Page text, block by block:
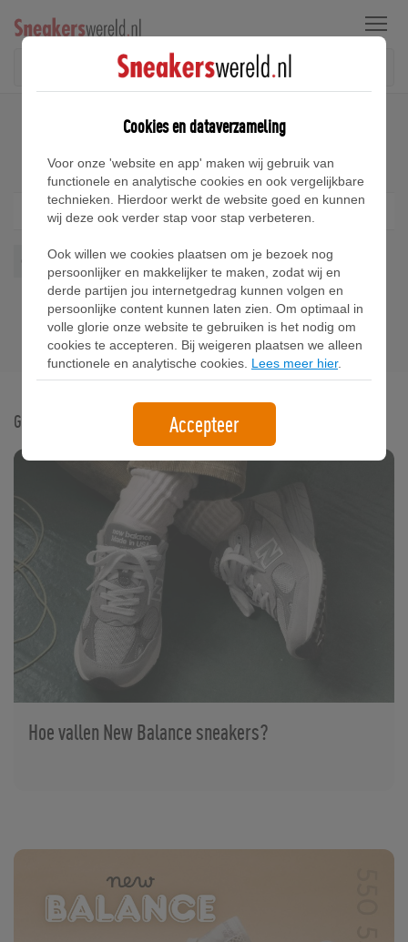
Menu
New Balance OMN Sneakers
Omn Wis alles
Gerelateerde artikelen
Hoe vallen New Balance sneakers?
Cookies en dataverzameling
Voor onze 'website en app' maken wij gebruik van
functionele en analytische cookies en ook vergelijkbare
technieken. Hierdoor werkt de website goed en kunnen
wij deze ook verder stap voor stap verbeteren.
Ook willen we cookies plaatsen om je bezoek nog
persoonlijker en makkelijker te maken, zodat wij en
derde partijen jou internetgedrag kunnen volgen en
persoonlijke content kunnen laten zien. Om optimaal in
volle glorie onze website te gebruiken is het nodig om
cookies te accepteren. Bij weigeren plaatsen we alleen
functionele en analytische cookies. Lees meer hier.
Accepteer